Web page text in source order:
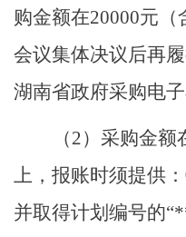
购金额在20000元 （
会议集体决议后再
湖南省政府采购电子
（2） 采购金额
上 ， 报账时须提供 ：
并取得计划编号的